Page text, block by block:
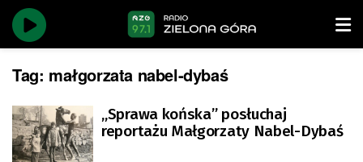
Tag: małgorzata nabel-dybaś
„Sprawa końska” posłuchaj
reportażu Małgorzaty Nabel-Dybaś